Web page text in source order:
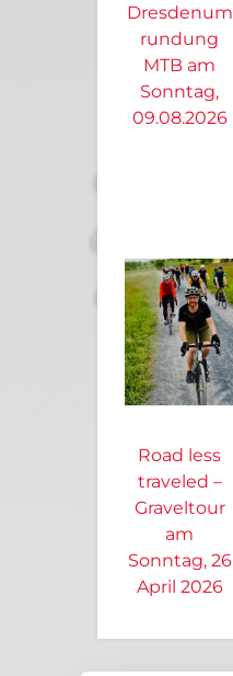
Dresdenum
rundung
MTB am
Sonntag,
09.08.2026
Road less
traveled –
Graveltour
am
Sonntag, 26
April 2026